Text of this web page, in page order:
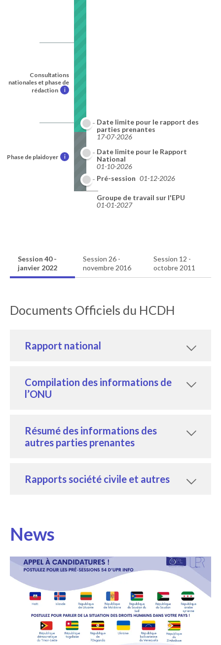
Consultations
nationales et phase de
rédaction
i
Phase de plaidoyer i
Date limite pour le rapport des
parties prenantes
17-07-2026
Date limite pour le Rapport
National
01-10-2026
Pré-session 01-12-2026
Groupe de travail sur l'EPU
01-01-2027
Session 40 -
janvier 2022
Session 26 -
novembre 2016
Session 12 -
octobre 2011
Documents Officiels du HCDH
Rapport national
Compilation des informations de
l’ONU
Résumé des informations des
autres parties prenantes
Rapports société civile et autres
News